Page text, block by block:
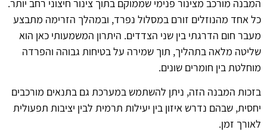
המבנה מורכב מצינור פנימי שממוקם בתוך צינור חיצוני רחב יותר.
כל אחד מהנוזלים זורם במסלול נפרד, ובמהלך הזרימה מתבצע
מעבר חום הדרגתי בין שני הצדדים. היתרון המשמעותי כאן הוא
שליטה מלאה בתהליך, תוך שמירה על בטיחות גבוהה והפרדה
מוחלטת בין חומרים שונים.
בזכות המבנה הזה, ניתן להשתמש במערכת גם בתנאים מורכבים
יחסית, שבהם נדרש איזון בין יעילות תרמית לבין יציבות תפעולית
לאורך זמן.